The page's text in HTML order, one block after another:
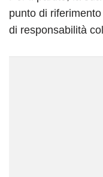
punto di
di responsabilità